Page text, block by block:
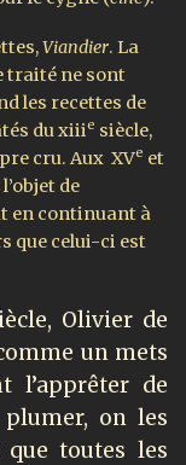
Viandier. La
traité ne sont
les recettes de
du xiiie siècle,
cru. Aux XVe et
de
en continuant à
que celui-ci est
Olivier de
un mets
l’apprêter de
on les
toutes les